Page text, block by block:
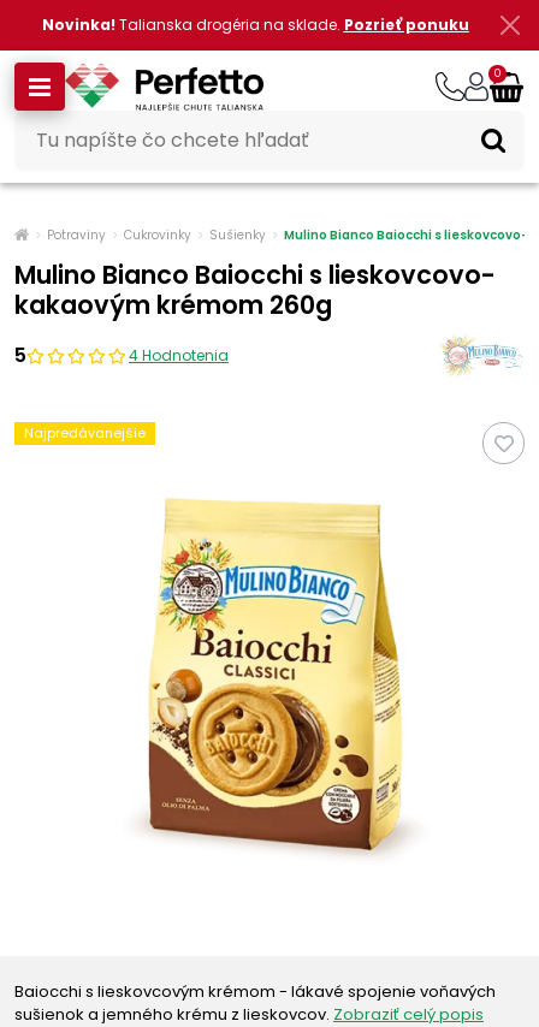
Novinka! Talianska drogéria na sklade. Pozrieť ponuku
0
Potraviny Cukrovinky Sušienky Mulino Bianco Baiocchi s lieskovcovo-
Mulino Bianco Baiocchi s lieskovcovo-
kakaovým krémom 260g
5 4 Hodnotenia
Najpredávanejšie
Baiocchi s lieskovcovým krémom - lákavé spojenie voňavých
sušienok a jemného krému z lieskovcov. Zobraziť celý popis